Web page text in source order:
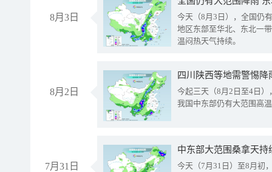
8月3日
今天（8月3日），全国仍
地区东部至华北、东北一
温闷热天气持续。
8月2日
今起三天（8月2日至4日
我国中东部仍有大范围高
7月31日
中东部大范围桑拿天
今天（7月31日）至8月初